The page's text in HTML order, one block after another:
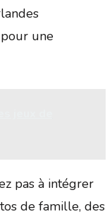
une
pas à intégrer
de famille, des